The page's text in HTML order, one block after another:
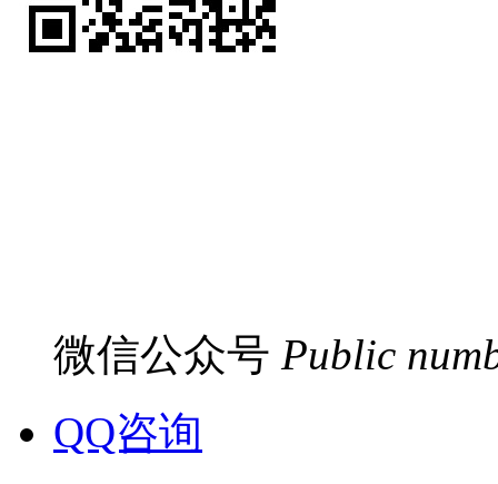
微信公众号 Public
QQ咨询